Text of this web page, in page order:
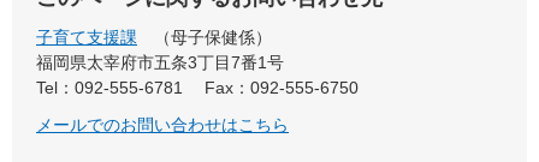
子育て支援課
母子保健係
福岡県太宰府市五条3丁目7番1号
Tel：092-555-6781
Fax：092-555-6750
メールでのお問い合わせはこちら